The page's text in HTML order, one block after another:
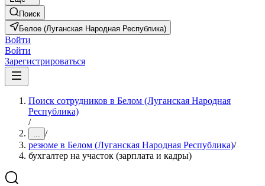
Поиск
Белое (Луганская Народная Республика)
Войти
Войти
Зарегистрироваться
Поиск сотрудников в Белом (Луганская Народная
Республика)
/
... /
резюме в Белом (Луганская Народная Республика)/
бухгалтер на участок (зарплата и кадры)